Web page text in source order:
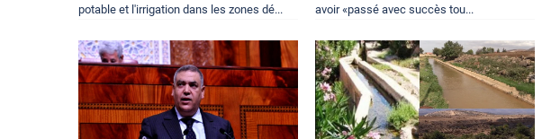
potable et l'irrigation dans les zones dé...
avoir «passé avec succès tou...